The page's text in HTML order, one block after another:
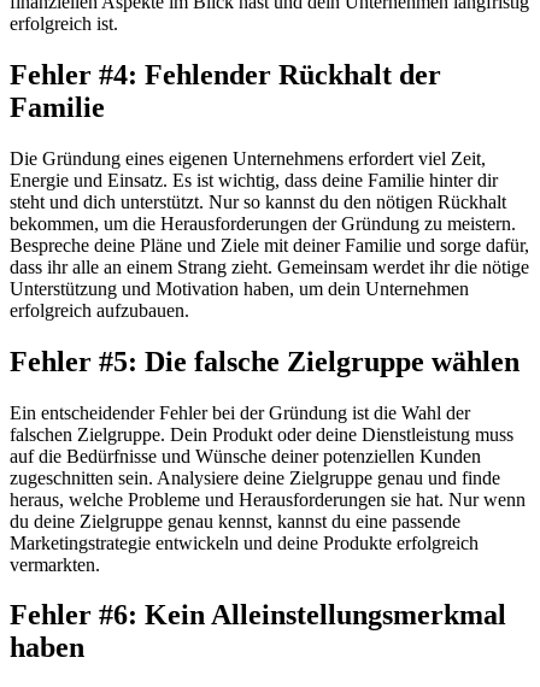
erfolgreich ist.
Fehler #4: Fehlender Rückhalt der
Familie
Die Gründung eines eigenen Unternehmens erfordert viel Zeit,
Energie und Einsatz. Es ist wichtig, dass deine Familie hinter dir
steht und dich unterstützt. Nur so kannst du den nötigen Rückhalt
bekommen, um die Herausforderungen der Gründung zu meistern.
Bespreche deine Pläne und Ziele mit deiner Familie und sorge dafür,
dass ihr alle an einem Strang zieht. Gemeinsam werdet ihr die nötige
Unterstützung und Motivation haben, um dein Unternehmen
erfolgreich aufzubauen.
Fehler #5: Die falsche Zielgruppe wählen
Ein entscheidender Fehler bei der Gründung ist die Wahl der
falschen Zielgruppe. Dein Produkt oder deine Dienstleistung muss
auf die Bedürfnisse und Wünsche deiner potenziellen Kunden
zugeschnitten sein. Analysiere deine Zielgruppe genau und finde
heraus, welche Probleme und Herausforderungen sie hat. Nur wenn
du deine Zielgruppe genau kennst, kannst du eine passende
Marketingstrategie entwickeln und deine Produkte erfolgreich
vermarkten.
Fehler #6: Kein Alleinstellungsmerkmal
haben